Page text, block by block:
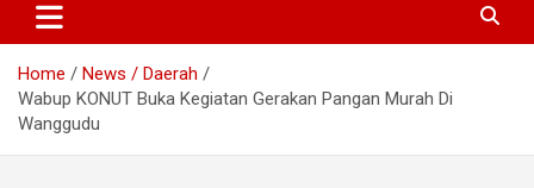
Home
News / Daerah
Wabup KONUT Buka Kegiatan Gerakan Pangan Murah Di
Wanggudu